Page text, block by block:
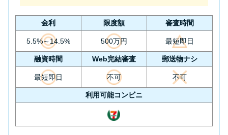
金利 限度額 審査時間
5.5%～14.5% 500万円 最短即日
融資時間 Web完結審査 郵送物ナシ
最短即日 不可 不可
利用可能コンビニ